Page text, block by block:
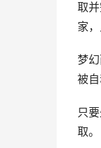
取
家
梦
被
只
取。